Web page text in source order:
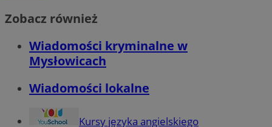
Zobacz również
Wiadomości kryminalne w
Mysłowicach
Wiadomości lokalne
Kursy języka angielskiego